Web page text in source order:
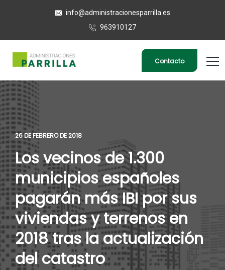
info@administracionesparrilla.es
963910127
Contacto
26 DE FEBRERO DE 2018
Los vecinos de 1.300
municipios españoles
pagarán más IBI por sus
viviendas y terrenos en
2018 tras la actualización
del catastro